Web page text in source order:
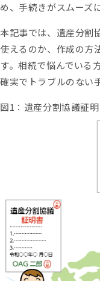
め、手続きがスムーズ
本記事では、遺産分割
使えるのか、作成の方
す。相続で悩んでいる
確実でトラブルのない
図1：遺産分割協議証